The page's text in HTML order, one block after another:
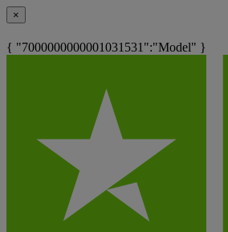
×
{ "7000000000001031531":"Model" }